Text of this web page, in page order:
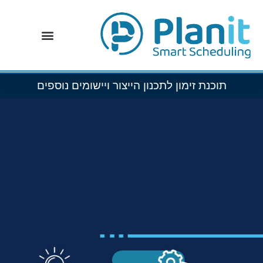
תוכנת זימון לתכנון הייצור ויישומים נוספים